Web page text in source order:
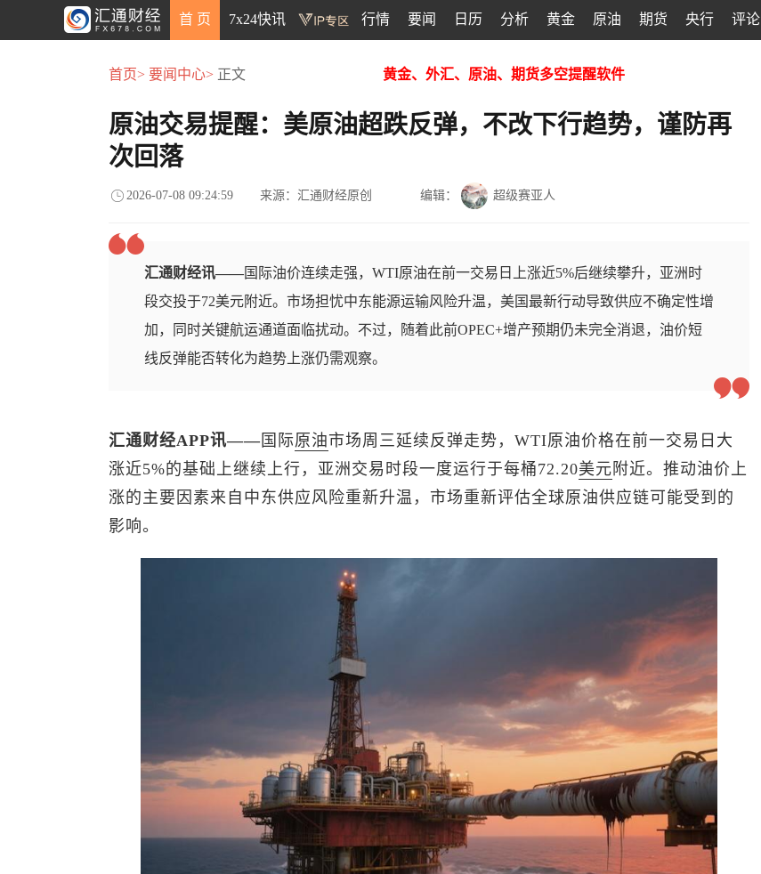
首 页 7x24快讯 行情 要闻 日历 分析 黄金 原油 期货 央行 评论
首页> 要闻中心> 正文 黄金、外汇、原油、期货多空提醒软件
原油交易提醒：美原油超跌反弹，不改下行趋势，谨防再
次回落
2026-07-08 09:24:59 来源：汇通财经原创 编辑： 超级赛亚人
汇通财经讯——国际油价连续走强，WTI原油在前一交易日上涨近5%后继续攀升，亚洲时
段交投于72美元附近。市场担忧中东能源运输风险升温，美国最新行动导致供应不确定性增
加，同时关键航运通道面临扰动。不过，随着此前OPEC+增产预期仍未完全消退，油价短
线反弹能否转化为趋势上涨仍需观察。
汇通财经APP讯——国际原油市场周三延续反弹走势，WTI原油价格在前一交易日大
涨近5%的基础上继续上行，亚洲交易时段一度运行于每桶72.20美元 附近。推动油价上
涨的主要因素来自中东供应风险重新升温，市场重新评估全球原油供应链可能受到的
影响。